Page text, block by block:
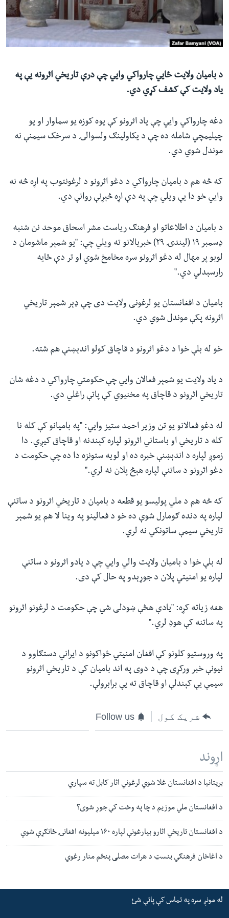
شئ
لټون
ځای
شئ
له مونږ سره په تماس کې پاتې شئ
ژبې
د بامیان ولایت ځايي چارواکي وايي چې درې تاریخي اثرونه یې په
یاد ولایت کې کشف کړي دي.
دغه چارواکي وايي چې یاد اثرونو کې یوه کوزه یو سماوار او یو
چیلیمچي شامله ده چې د یکاولینګ ولسوالۍ د سرخک سیمنې نه
موندل شوي دي.
که څه هم د بامیان چارواکي د دغو اثرونو د لرغونتوب په اړه څه نه
وايي خو دا یې ویلي چې په دې اړه څېړنې روانې دي.
د بامیان د اطلاعاتو او فرهنګ ریاست مشر اسحاق موحد نن شنبه
ډسمبر ۱۹ (لیندۍ ۲۹) خبریالانو ته ویلي چې: "یو شمېر ماشومان د
لوبو پر مهال له دغو اثرونو سره مخامخ شوي او تر دې ځایه
رارسېدلي دي."
بامیان د افغانستان یو لرغونی ولایت دی چې ډېر شمېر تاریخي
اثرونه پکې موندل شوي دي.
خو له بلې خوا د دغو اثرونو د قاچاق کولو اندېښنې هم شته.
د یاد ولایت یو شمېر فعالان وايي چې حکومتي چارواکي د دغه شان
تاریخي اثرونو د قاچاق په مخنیوي کې پاتې راغلي دي.
له دغو فعالانو یو تن وزیر احمد ستیز وايي: "په بامیانو کې کله نا
کله د تاریخي او باستاني اثرونو لپاره کېندنه او قاچاق کیږي. دا
زموږ لپاره د اندېښنې خبره ده او لویه ستونزه دا ده چې حکومت د
دغو اثرونو د ساتنې لپاره هېڅ پلان نه لري."
که څه هم د ملي پولیسو یو قطعه د بامیان د تاریخي اثرونو د ساتنې
لپاره په دنده ګومارل شوې ده خو د فعالینو په وینا لا هم یو شمېر
تاریخي سیمې ساتونکي نه لري.
له بلې خوا د بامیان ولایت والي وايي چې د یادو اثرونو د ساتنې
لپاره یو امنیتي پلان د جوړېدو په حال کې دی.
هغه زیاته کړه: "یادې هڅې ښودلی شي چې حکومت د لرغونو اثرونو
په ساتنه کې هوډ لري."
په وروستیو کلونو کې افغان امنیتي ځواکونو د ایراني دستګاوو د
نیونې خبر ورکړی چې د دوی په اند بامیان کې د تاریخي اثرونو
سیمې یې کېندلې او قاچاق ته یې برابرولې.
شریک کول Follow us
اړوند
بریتانیا د افغانستان غلا شوي لرغوني اثار کابل ته سپاري
د افغانستان ملي موزیم د چا په وخت کې جوړ شوی؟
د افغانستان تاریخي اثارو بیارغونې لپاره ۱۶۰ میلیونه افغانۍ ځانګړې شوي
د اغاخان فرهنګي بنسټ د هرات مصلی پنځم منار رغوي
له مونږ سره په تماس کې پاتې شئ